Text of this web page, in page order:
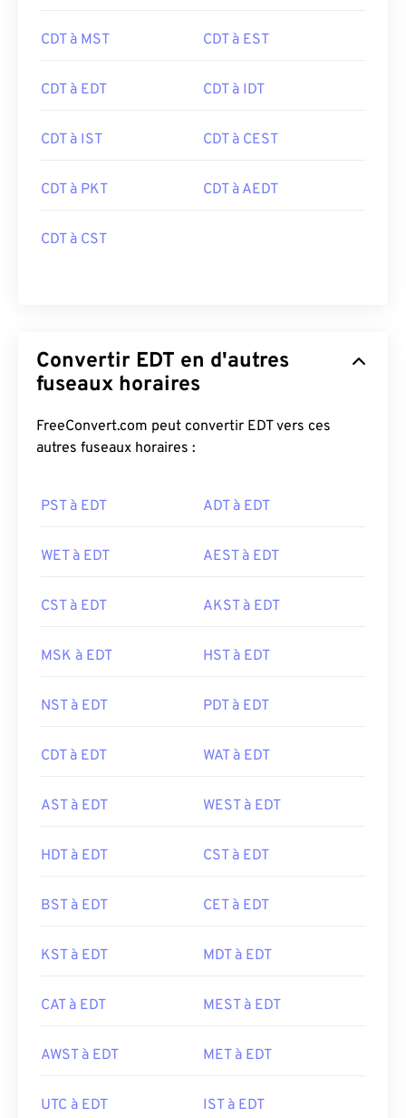
CDT à MST CDT à EST
CDT à EDT CDT à IDT
CDT à IST CDT à CEST
CDT à PKT CDT à AEDT
CDT à CST
Convertir EDT en d'autres
fuseaux horaires
FreeConvert.com peut convertir EDT vers ces
autres fuseaux horaires :
PST à EDT ADT à EDT
WET à EDT AEST à EDT
CST à EDT AKST à EDT
MSK à EDT HST à EDT
NST à EDT PDT à EDT
CDT à EDT WAT à EDT
AST à EDT WEST à EDT
HDT à EDT CST à EDT
BST à EDT CET à EDT
KST à EDT MDT à EDT
CAT à EDT MEST à EDT
AWST à EDT MET à EDT
UTC à EDT IST à EDT